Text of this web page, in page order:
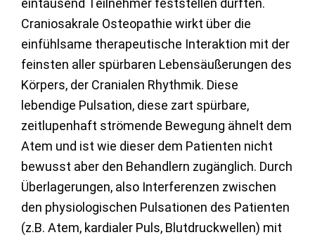
eintausend Teilnehmer feststellen durften.
Craniosakrale Osteopathie wirkt über die
einfühlsame therapeutische Interaktion mit der
feinsten aller spürbaren Lebensäußerungen des
Körpers, der Cranialen Rhythmik. Diese
lebendige Pulsation, diese zart spürbare,
zeitlupenhaft strömende Bewegung ähnelt dem
Atem und ist wie dieser dem Patienten nicht
bewusst aber den Behandlern zugänglich. Durch
Überlagerungen, also Interferenzen zwischen
den physiologischen Pulsationen des Patienten
(z.B. Atem, kardialer Puls, Blutdruckwellen) mit